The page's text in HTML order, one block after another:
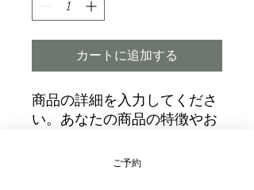
カートに追加する
商品の詳細を入力してくださ
い。あなたの商品の特徴やお
すく説明しましょう。
ご予約